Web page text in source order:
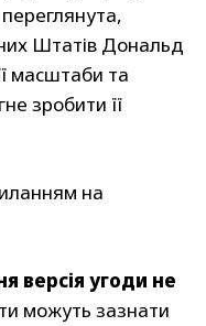
Штатів Дональд
масштаби та
зробити її
на
версія угоди не
можуть зазнати